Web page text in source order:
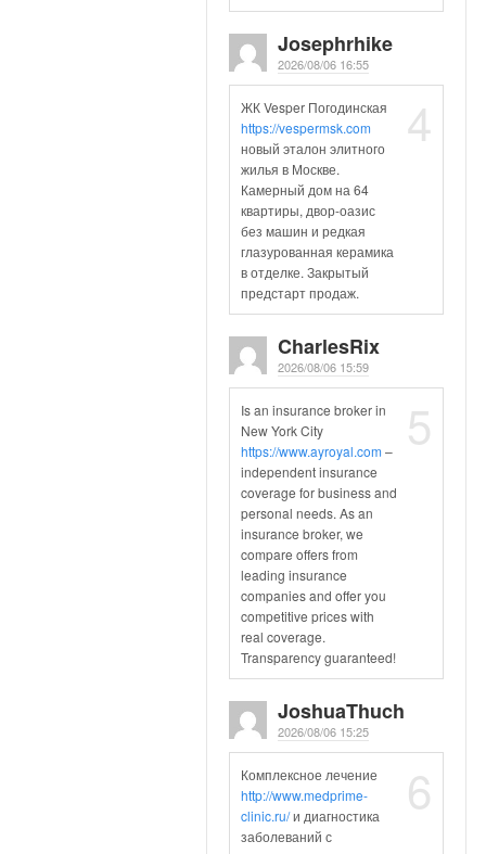
Josephrhike
2026/08/06 16:55
4
ЖК Vesper Погодинская
https://vespermsk.com
новый эталон элитного
жилья в Москве.
Камерный дом на 64
квартиры, двор-оазис
без машин и редкая
глазурованная керамика
в отделке. Закрытый
предстарт продаж.
CharlesRix
2026/08/06 15:59
5
Is an insurance broker in
New York City
https://www.ayroyal.com –
independent insurance
coverage for business and
personal needs. As an
insurance broker, we
compare offers from
leading insurance
companies and offer you
competitive prices with
real coverage.
Transparency guaranteed!
JoshuaThuch
2026/08/06 15:25
6
Комплексное лечение
http://www.medprime-
clinic.ru/и диагностика
заболеваний с